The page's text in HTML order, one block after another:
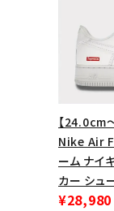
【24.0cm
Nike Air
ーム ナイ
カー シュ
¥28,980